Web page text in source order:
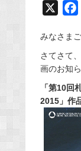
c
みなさま
さてさて
画のお知
「第10回
2015」作